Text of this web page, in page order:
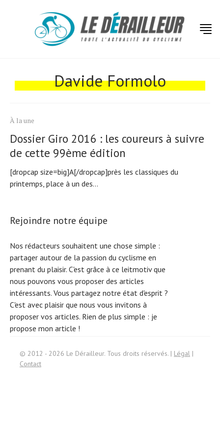
Davide Formolo
À la une
Dossier Giro 2016 : les coureurs à suivre
de cette 99ème édition
[dropcap size=big]A[/dropcap]près les classiques du
printemps, place à un des...
Rejoindre notre équipe
Nos rédacteurs souhaitent une chose simple :
partager autour de la passion du cyclisme en
prenant du plaisir. C'est grâce à ce leitmotiv que
nous pouvons vous proposer des articles
intéressants. Vous partagez notre état d'esprit ?
C'est avec plaisir que nous vous invitons à
proposer vos articles. Rien de plus simple : je
propose mon article !
© 2012 - 2026 Le Dérailleur. Tous droits réservés. | Légal |
Contact
Actualités
Tests de produits
Tendances
Tous nos articles
À propos